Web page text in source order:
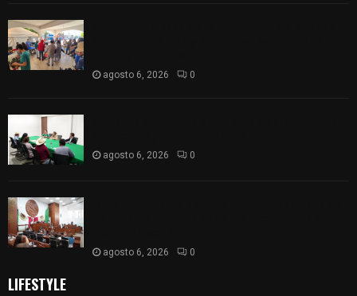
agosto 6, 2026 0
agosto 6, 2026 0
agosto 6, 2026 0
LIFESTYLE